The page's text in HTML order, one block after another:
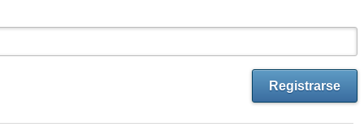
Registrarse